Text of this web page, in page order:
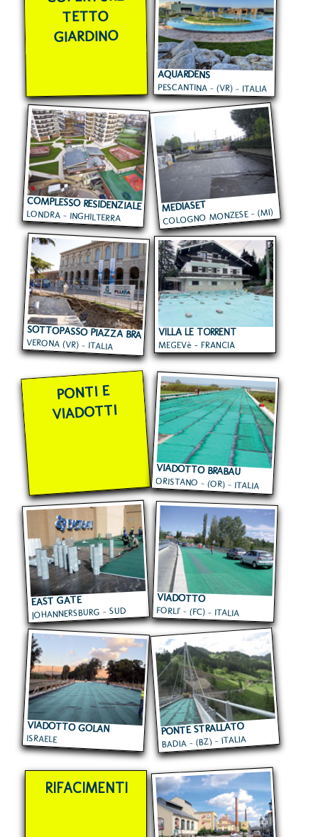
TETTO
GIARDINO
AQUARDENS
PESCANTINA - (VR) - ITALIA
COMPLESSO RESIDENZIALE
LONDRA - INGHILTERRA
MEDIASET
COLOGNO MONZESE - (MI)
- ITALIA
SOTTOPASSO PIAZZA BRA
VERONA (VR) - ITALIA
VILLA LE TORRENT
MEGEVè - FRANCIA
PONTI E
VIADOTTI
VIADOTTO BRABAU
ORISTANO - (OR) - ITALIA
EAST GATE
JOHANNERSBURG - SUD
AFRICA
VIADOTTO
FORLI' - (FC) - ITALIA
VIADOTTO GOLAN
ISRAELE
PONTE STRALLATO
BADIA - (BZ) - ITALIA
RIFACIMENTI